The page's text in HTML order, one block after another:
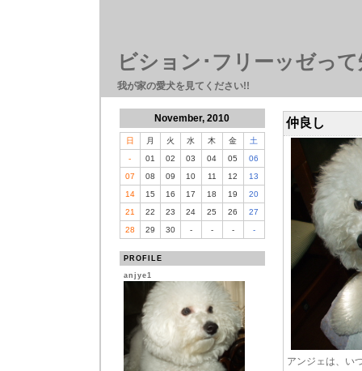
ビション･フリーッゼっ
我が家の愛犬を見てください!!
November, 2010
日 月 火 水 木 金
土
-
01 02 03 04 05
06
07
08 09 10 11 12
13
14
15 16 17 18 19
20
21
22 23 24 25 26
27
28
29 30 - - - -
PROFILE
anjye1
仲良し
アンジェは、い